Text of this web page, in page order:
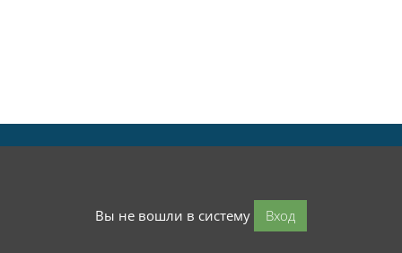
Вы не вошли в систему Вход